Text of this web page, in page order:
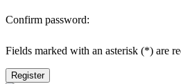
Confirm password:
Fields marked with an asterisk (*) are
Register